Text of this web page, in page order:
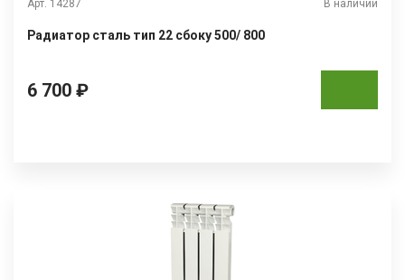
Арт. 14287 В наличии
Радиатор сталь тип 22 сбоку 500/ 800
6 700 ₽